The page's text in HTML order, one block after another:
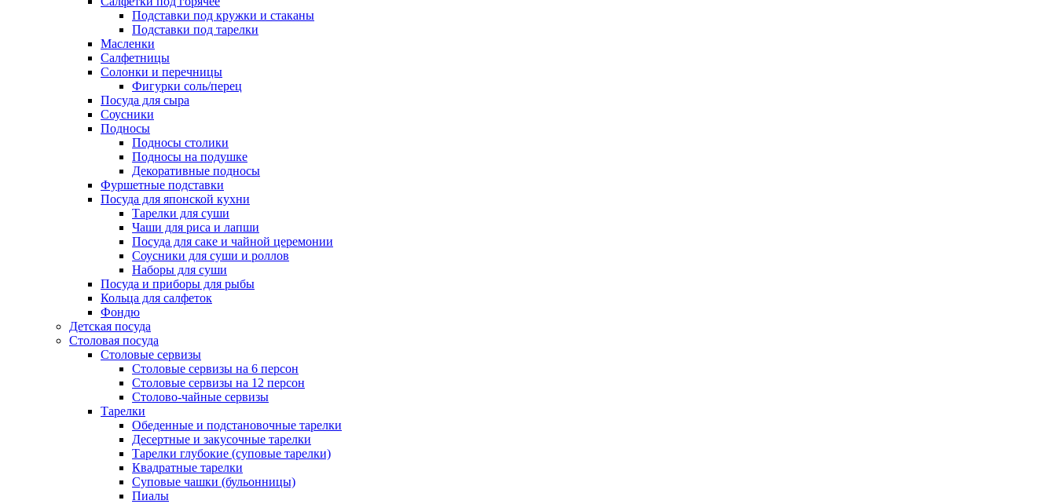
Подставки под кружки и стаканы
Подставки под тарелки
Масленки
Салфетницы
Солонки и перечницы
Фигурки соль/перец
Посуда для сыра
Соусники
Подносы
Подносы столики
Подносы на подушке
Декоративные подносы
Фуршетные подставки
Посуда для японской кухни
Тарелки для суши
Чаши для риса и лапши
Посуда для саке и чайной церемонии
Соусники для суши и роллов
Наборы для суши
Посуда и приборы для рыбы
Кольца для салфеток
Фондю
Детская посуда
Столовая посуда
Столовые сервизы
Столовые сервизы на 6 персон
Столовые сервизы на 12 персон
Столово-чайные сервизы
Тарелки
Обеденные и подстановочные тарелки
Десертные и закусочные тарелки
Тарелки глубокие (суповые тарелки)
Квадратные тарелки
Суповые чашки (бульонницы)
Пиалы